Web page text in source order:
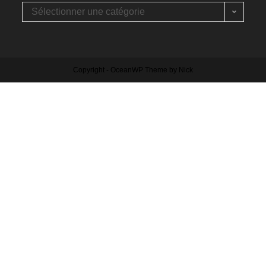
Sélectionner une catégorie
Copyright - OceanWP Theme by Nick